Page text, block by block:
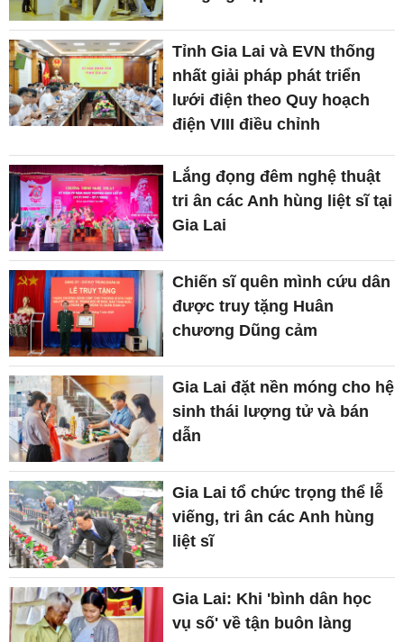
Tỉnh Gia Lai và EVN thống
nhất giải pháp phát triển
lưới điện theo Quy hoạch
điện VIII điều chỉnh
Lắng đọng đêm nghệ thuật
tri ân các Anh hùng liệt sĩ tại
Gia Lai
Chiến sĩ quên mình cứu dân
được truy tặng Huân
chương Dũng cảm
Gia Lai đặt nền móng cho hệ
sinh thái lượng tử và bán
dẫn
Gia Lai tổ chức trọng thể lễ
viếng, tri ân các Anh hùng
liệt sĩ
Gia Lai: Khi 'bình dân học
vụ số' về tận buôn làng